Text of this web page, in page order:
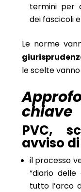
termini per
dei fascicoli
Le norme
le scelte
chiave
PVC,
avviso
il processo
“diario delle
tutto l’arco